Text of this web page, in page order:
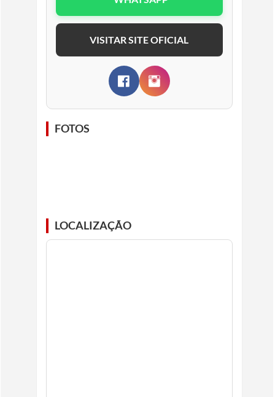
VISITAR SITE OFICIAL
FOTOS
LOCALIZAÇÃO